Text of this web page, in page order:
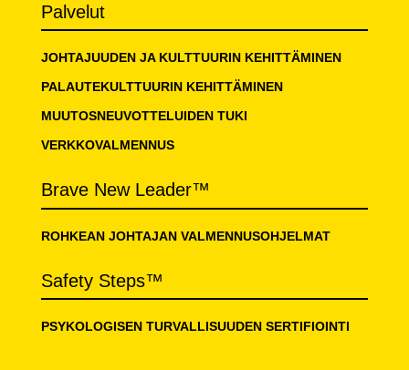
Palvelut
JOHTAJUUDEN JA KULTTUURIN KEHITTÄMINEN
PALAUTEKULTTUURIN KEHITTÄMINEN
MUUTOSNEUVOTTELUIDEN TUKI
VERKKOVALMENNUS
Brave New Leader™
ROHKEAN JOHTAJAN VALMENNUSOHJELMAT
Safety Steps™
PSYKOLOGISEN TURVALLISUUDEN SERTIFIOINTI